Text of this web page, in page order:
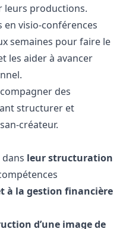
leurs productions.
en visio-conférences
semaines pour faire le
les aider à avancer
des
structurer et
créateur.
leur structuration
à la gestion financière
d’une image de